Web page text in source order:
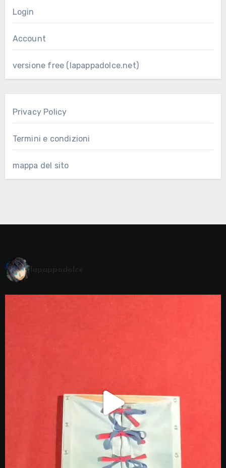
Login
Account
versione free (lapappadolce.net)
Privacy Policy
Termini e condizioni
mappa del sito